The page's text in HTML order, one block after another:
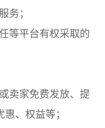
；
平台有权采取的
家免费发放、提
、权益等；